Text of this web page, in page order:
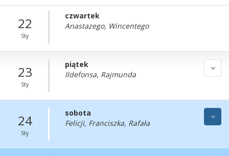
22
Sty
czwartek
Anastazego, Wincentego
23
Sty
piątek
Ildefonsa, Rajmunda
24
Sty
sobota
Felicji, Franciszka, Rafała